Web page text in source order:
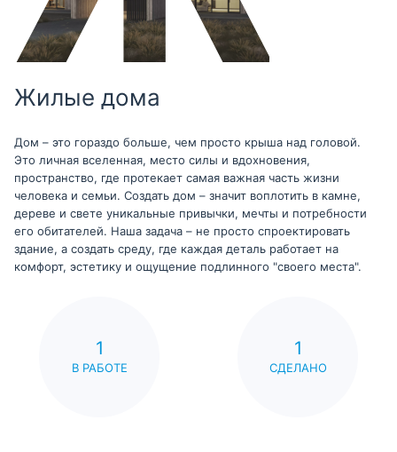
Жилые дома
Дом – это гораздо больше, чем просто крыша над головой.
Это личная вселенная, место силы и вдохновения,
пространство, где протекает самая важная часть жизни
человека и семьи. Создать дом – значит воплотить в камне,
дереве и свете уникальные привычки, мечты и потребности
его обитателей. Наша задача – не просто спроектировать
здание, а создать среду, где каждая деталь работает на
комфорт, эстетику и ощущение подлинного "своего места".
1
В РАБОТЕ
1
СДЕЛАНО